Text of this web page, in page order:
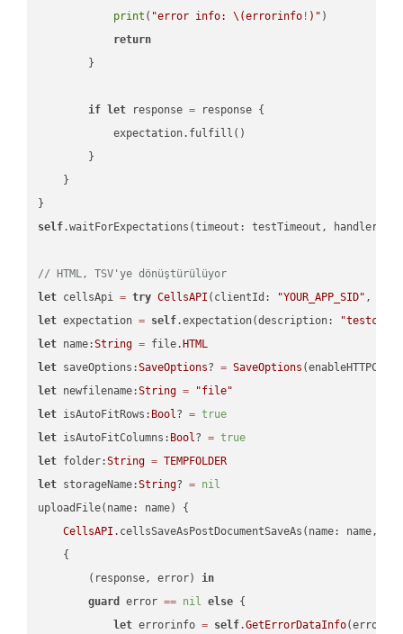
print ( "error info: \(errorinfo ! ) " )
return
        }
if let response = response {
            expectation.fulfill()
        }
    }
self.waitForExpectations(timeout: testTimeout, handler:
// HTML, TSV'ye dönüştürülüyor
let cellsApi = try CellsAPI (clientId: "YOUR_APP_SID" ,
let expectation = self.expectation(description:
let name:String = file. HTML
let saveOptions:SaveOptions? = SaveOptions
let newfilename:String =
"file"
let isAutoFitRows: Bool? = true
let isAutoFitColumns: Bool? = true
let folder:String = TEMPFOLDER
let storageName:String? = nil
uploadFile(name: name) {
CellsAPI .cellsSaveAsPostDocumentSaveAs(name:
    {
        (response, error)
in
guard
error == nil else {
let errorinfo = self.GetErrorDataInfo(error: